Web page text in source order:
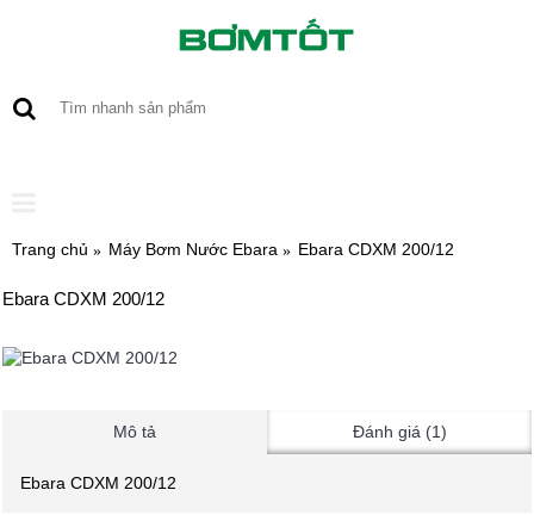
Trang chủ Máy Bơm Nước Ebara Ebara CDXM 200/12
Ebara CDXM 200/12
Mô tả Đánh giá (1)
Ebara CDXM 200/12